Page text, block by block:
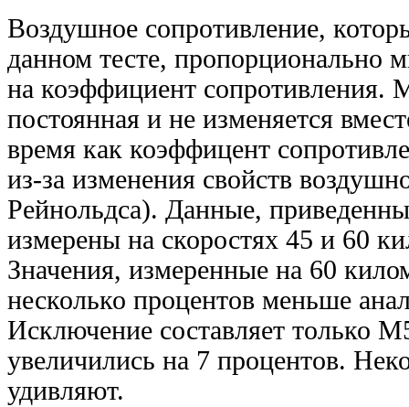
Воздушное сопротивление,
данном тесте, пропорционально
на коэффициент сопротивления.
постоянная и не изменяется
время как коэффицент
из-за изменения свойств
Рейнольдса). Данные,
измерены на скоростях 45 и 60
Значения, измеренные на 60
несколько процентов меньше
Исключение составляет только
увеличились на 7 процентов.
удивляют.